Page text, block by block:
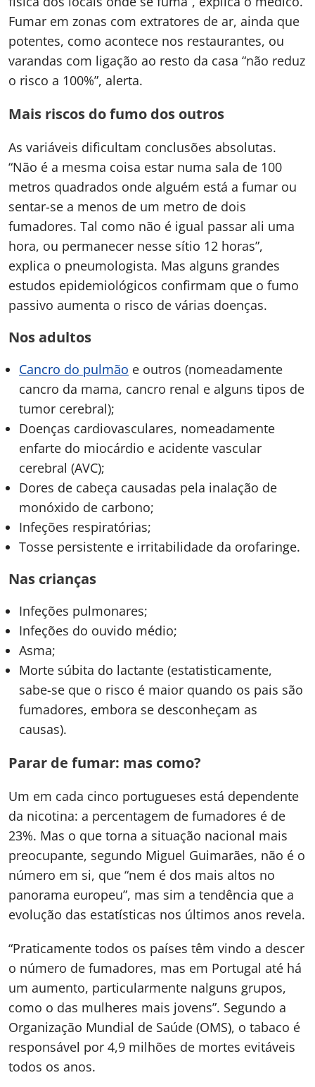
Fumar em zonas com extratores de ar, ainda que
potentes, como acontece nos restaurantes, ou
varandas com ligação ao resto da casa “não reduz
o risco a 100%”, alerta.
Mais riscos do fumo dos outros
As variáveis dificultam conclusões absolutas.
“Não é a mesma coisa estar numa sala de 100
metros quadrados onde alguém está a fumar ou
sentar-se a menos de um metro de dois
fumadores. Tal como não é igual passar ali uma
hora, ou permanecer nesse sítio 12 horas”,
explica o pneumologista. Mas alguns grandes
estudos epidemiológicos confirmam que o fumo
passivo aumenta o risco de várias doenças.
Nos adultos
Cancro do pulmão e outros (nomeadamente
cancro da mama, cancro renal e alguns tipos de
tumor cerebral);
Doenças cardiovasculares, nomeadamente
enfarte do miocárdio e acidente vascular
cerebral (AVC);
Dores de cabeça causadas pela inalação de
monóxido de carbono;
Infeções respiratórias;
Tosse persistente e irritabilidade da orofaringe.
Nas crianças
Infeções pulmonares;
Infeções do ouvido médio;
Asma;
Morte súbita do lactante (estatisticamente,
sabe-se que o risco é maior quando os pais são
fumadores, embora se desconheçam as
causas).
Parar de fumar: mas como?
Um em cada cinco portugueses está dependente
da nicotina: a percentagem de fumadores é de
23%. Mas o que torna a situação nacional mais
preocupante, segundo Miguel Guimarães, não é o
número em si, que “nem é dos mais altos no
panorama europeu”, mas sim a tendência que a
evolução das estatísticas nos últimos anos revela.
“Praticamente todos os países têm vindo a descer
o número de fumadores, mas em Portugal até há
um aumento, particularmente nalguns grupos,
como o das mulheres mais jovens”. Segundo a
Organização Mundial de Saúde (OMS), o tabaco é
responsável por 4,9 milhões de mortes evitáveis
todos os anos.